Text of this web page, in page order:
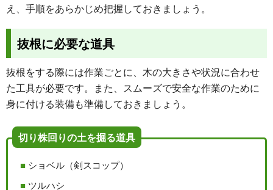
え、手順をあらかじめ把握しておきましょう。
抜根に必要な道具
抜根をする際には作業ごとに、木の大きさや状況に合わせ
た工具が必要です。また、スムーズで安全な作業のために
身に付ける装備も準備しておきましょう。
切り株回りの土を掘る道具
ショベル（剣スコップ）
ツルハシ